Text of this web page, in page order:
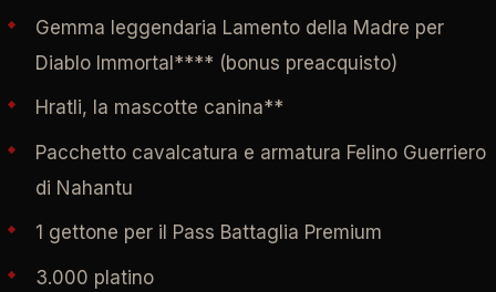
Gemma leggendaria Lamento della Madre per
Diablo Immortal**** (bonus preacquisto)
Hratli, la mascotte canina**
Pacchetto cavalcatura e armatura Felino Guerriero
di Nahantu
1 gettone per il Pass Battaglia Premium
3.000 platino